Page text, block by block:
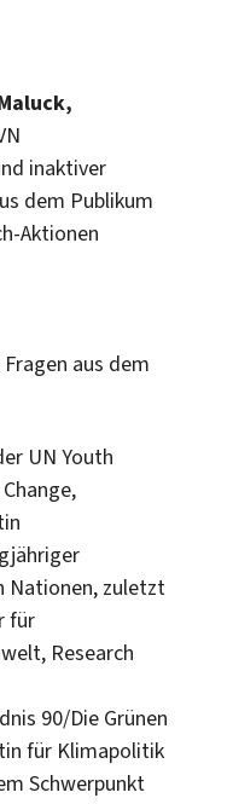
inaktiver
dem Publikum
Aktionen
aus dem
UN Youth
Nationen, zuletzt
für
Research
90/Die Grünen
für Klimapolitik
Schwerpunkt